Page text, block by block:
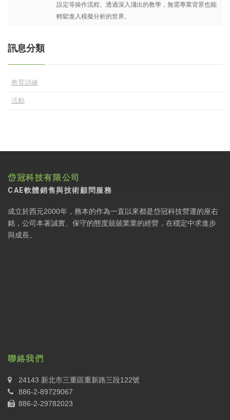
設定等操作流程。透過深入淺出的教學，無需專業背景也能
輕鬆進入模擬分析的世界。
訊息分類
教育訓練
活動
岱冠科技有限公司
CAE軟體銷售與技術顧問服務
成立於西元2000年，務本的作為一直以來都是岱冠科技營運的座右
銘，公司本著誠實、保守的態度兢兢業業的經營，在穩定中求進步
與成長。
聯絡我們
24143 新北市三重區重新路三段122號
886-2-89729067
886-2-29782023